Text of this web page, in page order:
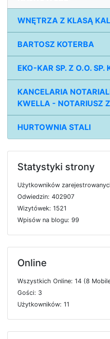
WNĘTRZA Z KLASĄ
BARTOSZ KOTERBA
EKO-KAR SP. Z O.O. SP.
KANCELARIA
KWELLA - NOTARIUSZ
HURTOWNIA STALI
Statystyki strony
Użytkowników zarejestrowanyc
Odwiedzin: 402907
Wizytówek: 1521
Wpisów na blogu: 99
Online
Wszystkich Online: 14 (8 Mobil
Gości: 3
Użytkowników: 11